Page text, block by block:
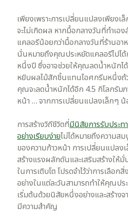
เพียงเพราะการเปลี่ยนแปลงเพียงเ
จะไม่เกิดผล หากมื้อกลางวันที่ทำเอ
แคลอรีน้อยกว่ามื้อกลางวันที่ร้านอ
นั่นหมายถึงคุณประหยัดแคลอรีไปได้
หนึ่งปี ซึ่งอาจช่วยให้คุณลดน้ำหนักไ
หยิบผลไม้สักชิ้นแทนไอศกรีมหนึ่งถ้
คุณจะลดน้ำหนักได้อีก 4.5 กิโลกรัม
หน้า … จากการเปลี่ยนแปลงเล็กๆ
การสร้างวิถีชีวิตที่มีนิสัยการรับประท
อย่างเรียบง่ายไม่ได้หมายถึงความส
ของความก้าวหน้า การเปลี่ยนแปลง
สร้างแรงผลักดันและเสริมสร้างให้
ในการเติบโต โปรดจำไว้ว่าการเลือ
อย่างในแต่ละวันสามารถทำให้คุณปร
เริ่มต้นด้วยนิสัยหนึ่งอย่างและสร้าง
มีความสำคัญ